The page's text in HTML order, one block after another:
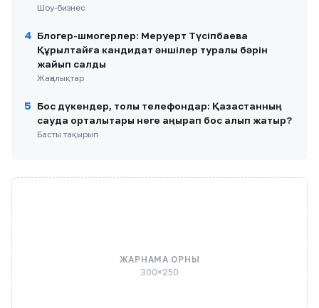
Шоу-бизнес
4 Блогер-шмогерлер: Меруерт Түсіпбаева
Құрылтайға кандидат әншілер туралы бәрін
жайып салды
Жаңалықтар
5
Бос дүкендер, толы телефондар: Қазақстанның
сауда орталықтары неге қаңырап бос қалып жатыр?
Басты тақырып
ЖАРНАМА ОРНЫ
300×250